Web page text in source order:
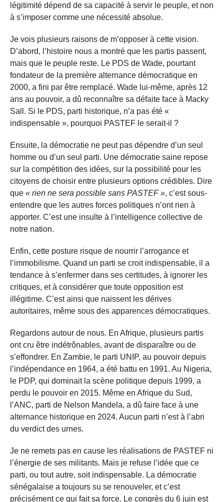
légitimité dépend de sa capacité à servir le peuple, et non
à s’imposer comme une nécessité absolue.
Je vois plusieurs raisons de m’opposer à cette vision.
D’abord, l’histoire nous a montré que les partis passent,
mais que le peuple reste. Le PDS de Wade, pourtant
fondateur de la première alternance démocratique en
2000, a fini par être remplacé. Wade lui-même, après 12
ans au pouvoir, a dû reconnaître sa défaite face à Macky
Sall. Si le PDS, parti historique, n’a pas été «
indispensable », pourquoi PASTEF le serait-il ?
Ensuite, la démocratie ne peut pas dépendre d’un seul
homme ou d’un seul parti. Une démocratie saine repose
sur la compétition des idées, sur la possibilité pour les
citoyens de choisir entre plusieurs options crédibles. Dire
que « rien ne sera possible sans PASTEF », c’est sous-
entendre que les autres forces politiques n’ont rien à
apporter. C’est une insulte à l’intelligence collective de
notre nation.
Enfin, cette posture risque de nourrir l’arrogance et
l’immobilisme. Quand un parti se croit indispensable, il a
tendance à s’enfermer dans ses certitudes, à ignorer les
critiques, et à considérer que toute opposition est
illégitime. C’est ainsi que naissent les dérives
autoritaires, même sous des apparences démocratiques.
Regardons autour de nous. En Afrique, plusieurs partis
ont cru être indétrônables, avant de disparaître ou de
s’effondrer. En Zambie, le parti UNIP, au pouvoir depuis
l’indépendance en 1964, a été battu en 1991. Au Nigeria,
le PDP, qui dominait la scène politique depuis 1999, a
perdu le pouvoir en 2015. Même en Afrique du Sud,
l’ANC, parti de Nelson Mandela, a dû faire face à une
alternance historique en 2024. Aucun parti n’est à l’abri
du verdict des urnes.
Je ne remets pas en cause les réalisations de PASTEF ni
l’énergie de ses militants. Mais je refuse l’idée que ce
parti, ou tout autre, soit indispensable. La démocratie
sénégalaise a toujours su se renouveler, et c’est
précisément ce qui fait sa force. Le congrès du 6 juin est